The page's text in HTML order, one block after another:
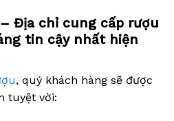
Địa chỉ cung cấp rượu
tin cậy nhất hiện
, quý khách hàng sẽ được
tuyệt vời: